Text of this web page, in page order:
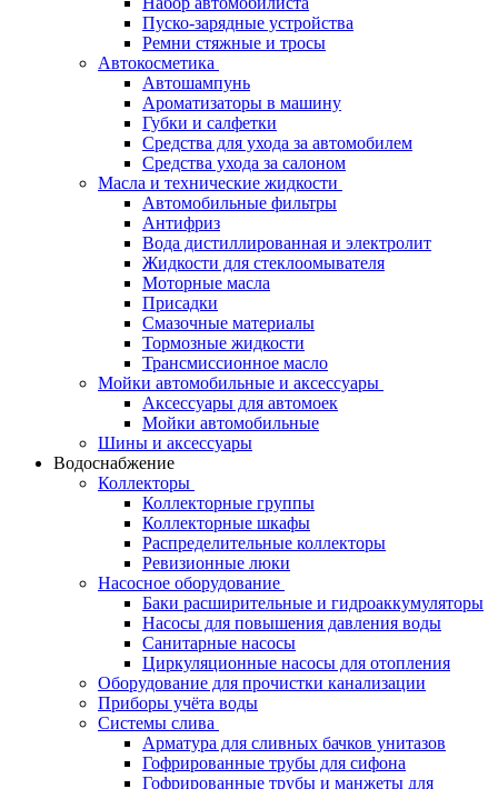
Пуско-зарядные устройства
Ремни стяжные и тросы
Автокосметика
Автошампунь
Ароматизаторы в машину
Губки и салфетки
Средства для ухода за автомобилем
Средства ухода за салоном
Масла и технические жидкости
Автомобильные фильтры
Антифриз
Вода дистиллированная и электролит
Жидкости для стеклоомывателя
Моторные масла
Присадки
Смазочные материалы
Тормозные жидкости
Трансмиссионное масло
Мойки автомобильные и аксессуары
Аксессуары для автомоек
Мойки автомобильные
Шины и аксессуары
Водоснабжение
Коллекторы
Коллекторные группы
Коллекторные шкафы
Распределительные коллекторы
Ревизионные люки
Насосное оборудование
Баки расширительные и гидроаккумуляторы
Насосы для повышения давления воды
Санитарные насосы
Циркуляционные насосы для отопления
Оборудование для прочистки канализации
Приборы учёта воды
Системы слива
Арматура для сливных бачков унитазов
Гофрированные трубы для сифона
Гофрированные трубы и манжеты для